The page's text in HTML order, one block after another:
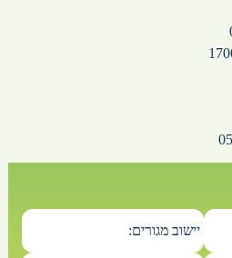
יישוב מגורים: